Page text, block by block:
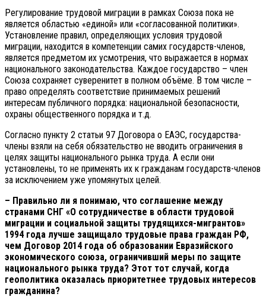
Регулирование трудовой миграции в рамках Союза пока не
является областью «единой» или «согласованной политики».
Установление правил, определяющих условия трудовой
миграции, находится в компетенции самих государств-членов,
является предметом их усмотрения, что выражается в нормах
национального законодательства. Каждое государство – член
Союза сохраняет суверенитет в полном объёме. В том числе –
право определять соответствие принимаемых решений
интересам публичного порядка: национальной безопасности,
охраны общественного порядка и т.д.
Согласно пункту 2 статьи 97 Договора о ЕАЭС, государства-
члены взяли на себя обязательство не вводить ограничения в
целях защиты национального рынка труда. А если они
установлены, то не применять их к гражданам государств-членов
за исключением уже упомянутых целей.
– Правильно ли я понимаю, что соглашение между
странами СНГ «О сотрудничестве в области трудовой
миграции и социальной защиты трудящихся-мигрантов»
1994 года лучше защищало трудовые права граждан РФ,
чем Договор 2014 года об образовании Евразийского
экономического союза, ограничивший меры по защите
национального рынка труда? Этот тот случай, когда
геополитика оказалась приоритетнее трудовых интересов
гражданина?